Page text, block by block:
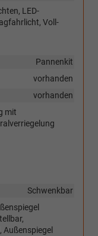
LED-
Voll-
Pannenkit
vorhanden
vorhanden
mit
Schwenkbar